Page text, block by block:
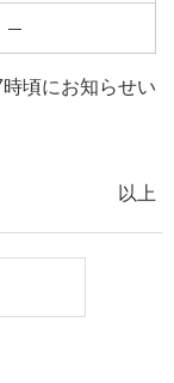
頃にお知らせい
以上